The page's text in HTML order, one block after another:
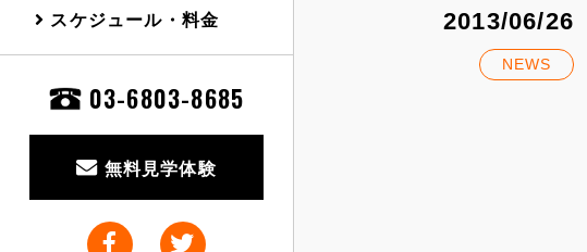
スケジュール・料金
03-6803-8685
無料見学体験
2013/06/26
NEWS